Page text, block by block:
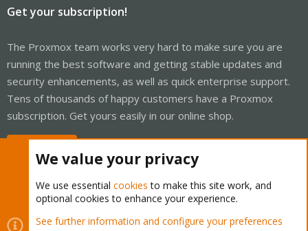
Get your subscription!
The Proxmox team works very hard to make sure you are
running the best software and getting stable updates and
security enhancements, as well as quick enterprise support.
Tens of thousands of happy customers have a Proxmox
subscription. Get yours easily in our online shop.
Cookies
Proxmox Support Forum - Light Mode
We value your privacy
We use essential cookies to make this site work, and
optional cookies to enhance your experience.
See further information and configure your preferences